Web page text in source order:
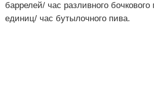
баррелей/ час разливного
единиц/ час бутылочного пива.